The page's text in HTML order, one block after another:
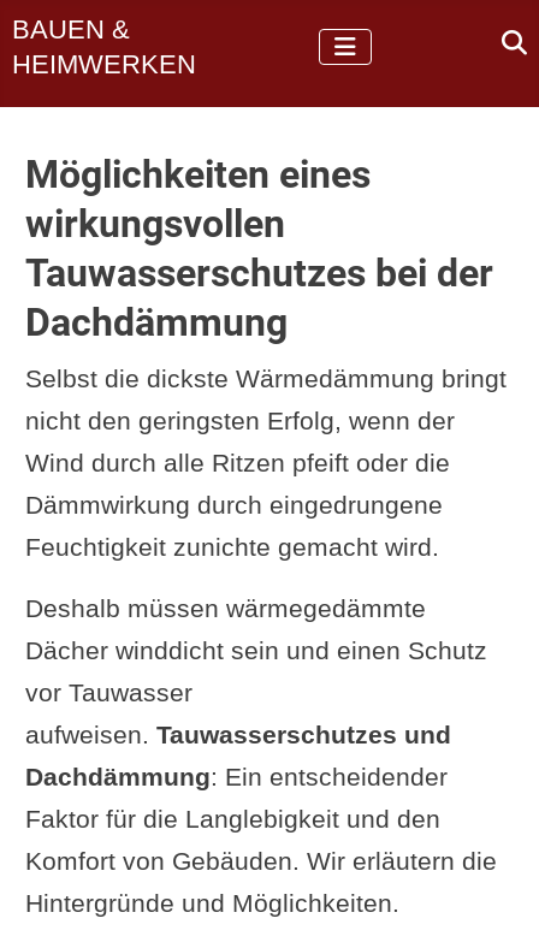
BAUEN &
HEIMWERKEN
Möglichkeiten eines
wirkungsvollen
Tauwasserschutzes bei der
Dachdämmung
Selbst die dickste Wärmedämmung bringt
nicht den geringsten Erfolg, wenn der
Wind durch alle Ritzen pfeift oder die
Dämmwirkung durch eingedrungene
Feuchtigkeit zunichte gemacht wird.
Deshalb müssen wärmegedämmte
Dächer winddicht sein und einen Schutz
vor Tauwasser
aufweisen. Tauwasserschutzes und
Dachdämmung: Ein entscheidender
Faktor für die Langlebigkeit und den
Komfort von Gebäuden. Wir erläutern die
Hintergründe und Möglichkeiten.